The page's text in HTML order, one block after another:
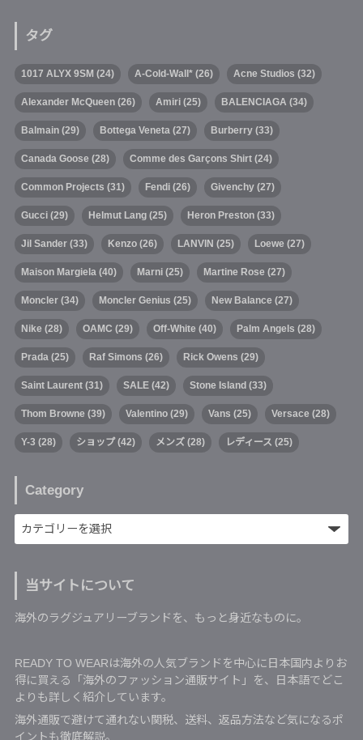
タグ
1017 ALYX 9SM (24) A-Cold-Wall*(26) Acne Studios (32)
Alexander McQueen(26) Amiri(25) BALENCIAGA (34)
Balmain(29) Bottega Veneta(27) Burberry(33)
Canada Goose (28) Comme des Garçons Shirt(24)
Common Projects (31) Fendi(26) Givenchy(27)
Gucci(29) Helmut Lang(25) Heron Preston(33)
Jil Sander(33) Kenzo(26) LANVIN (25) Loewe (27)
Maison Margiela(40) Marni(25) Martine Rose (27)
Moncler(34) Moncler Genius (25) New Balance (27)
Nike (28) OAMC (29) Off-White (40) Palm Angels (28)
Prada(25) Raf Simons (26) Rick Owens (29)
Saint Laurent(31) SALE(42) Stone Island (33)
Thom Browne (39) Valentino(29) Vans (25) Versace (28)
Y-3 (28) ショップ(42) メンズ(28) レディース (25)
Category
当サイトについて
海外のラグジュアリーブランドを、もっと身近なものに。
READY TO WEARは海外の人気ブランドを中心に日本国内よりお
得に買える「海外のファッション通販サイト」を、日本語でどこ
よりも詳しく紹介しています。
海外通販で避けて通れない関税、送料、返品方法など気になるポ
イントも徹底解説。